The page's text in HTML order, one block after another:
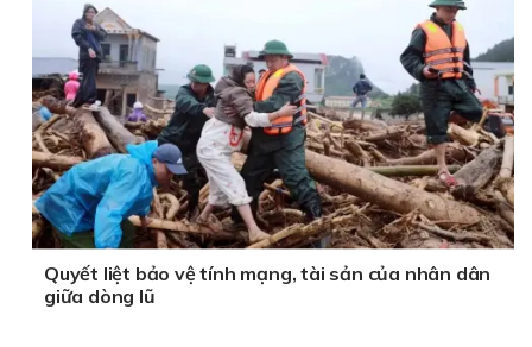
Quyết liệt bảo vệ tính mạng, tài sản của nhân dân
giữa dòng lũ